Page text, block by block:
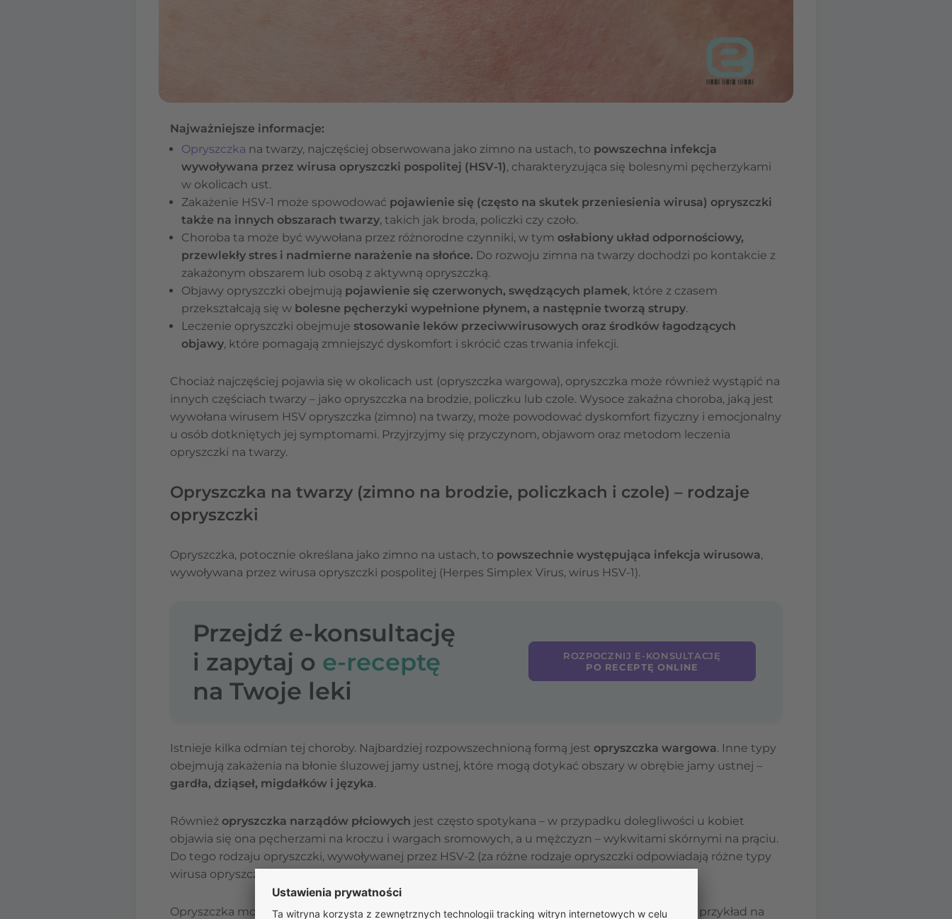
Najważniejsze informacje:
Opryszczka na twarzy, najczęściej obserwowana jako zimno na ustach, to powszechna infekcja
wywoływana przez wirusa opryszczki pospolitej (HSV-1), charakteryzująca się bolesnymi pęcherzykami
w okolicach ust.
Zakażenie HSV-1 może spowodować pojawienie się (często na skutek przeniesienia wirusa) opryszczki
także na innych obszarach twarzy, takich jak broda, policzki czy czoło.
Choroba ta może być wywołana przez różnorodne czynniki, w tym osłabiony układ odpornościowy,
przewlekły stres i nadmierne narażenie na słońce. Do rozwoju zimna na twarzy dochodzi po kontakcie z
zakażonym obszarem lub osobą z aktywną opryszczką.
Objawy opryszczki obejmują pojawienie się czerwonych, swędzących plamek, które z czasem
przekształcają się w bolesne pęcherzyki wypełnione płynem, a następnie tworzą strupy.
Leczenie opryszczki obejmuje stosowanie leków przeciwwirusowych oraz środków łagodzących
objawy, które pomagają zmniejszyć dyskomfort i skrócić czas trwania infekcji.
Chociaż najczęściej pojawia się w okolicach ust (opryszczka wargowa), opryszczka może również wystąpić na
innych częściach twarzy – jako opryszczka na brodzie, policzku lub czole. Wysoce zakaźna choroba, jaką jest
wywołana wirusem HSV opryszczka (zimno) na twarzy, może powodować dyskomfort fizyczny i emocjonalny
u osób dotkniętych jej symptomami. Przyjrzyjmy się przyczynom, objawom oraz metodom leczenia
opryszczki na twarzy.
Opryszczka na twarzy (zimno na brodzie, policzkach i czole) – rodzaje
opryszczki
Opryszczka, potocznie określana jako zimno na ustach, to powszechnie występująca infekcja wirusowa,
wywoływana przez wirusa opryszczki pospolitej (Herpes Simplex Virus, wirus HSV-1).
Przejdź e-konsultację
i zapytaj o e-receptę
na Twoje leki
ROZPOCZNIJ E-KONSULTACJĘ
PO RECEPTĘ ONLINE
Istnieje kilka odmian tej choroby. Najbardziej rozpowszechnioną formą jest opryszczka wargowa. Inne typy
obejmują zakażenia na błonie śluzowej jamy ustnej, które mogą dotykać obszary w obrębie jamy ustnej –
gardła, dziąseł, migdałków i języka.
Również opryszczka narządów płciowych jest często spotykana – w przypadku dolegliwości u kobiet
objawia się ona pęcherzami na kroczu i wargach sromowych, a u mężczyzn – wykwitami skórnymi na prąciu.
Do tego rodzaju opryszczki, wywoływanej przez HSV-2 (za różne rodzaje opryszczki odpowiadają różne typy
wirusa opryszczki) dochodzi podczas kontaktów seksualnych z osobą zakażoną.
Opryszczka może również występować w innych lokalizacjach, w tym w górnej części ciała, na przykład na